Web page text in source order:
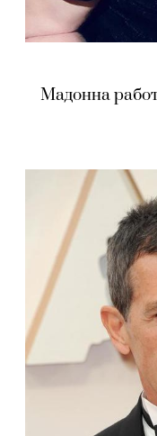
Мадонна